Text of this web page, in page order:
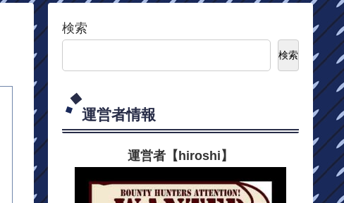
検索
検索
運営者情報
運営者【hiroshi】